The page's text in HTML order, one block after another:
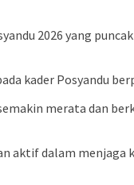
2026 yang
kader Posyandu
merata dan
aktif dalam